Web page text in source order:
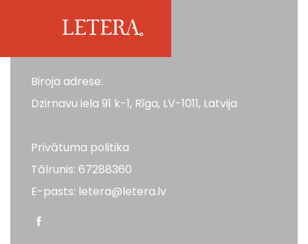
Biroja adrese:
Dzirnavu iela 91 k-1, Rīga, LV-1011, Latvija
Privātuma politika
Tālrunis: 67288360
E-pasts: letera@letera.lv